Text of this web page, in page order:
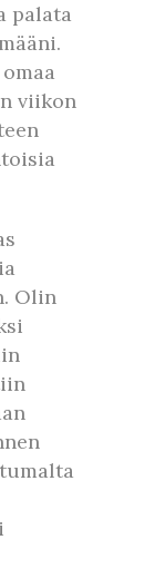
palata
viikon
Olin